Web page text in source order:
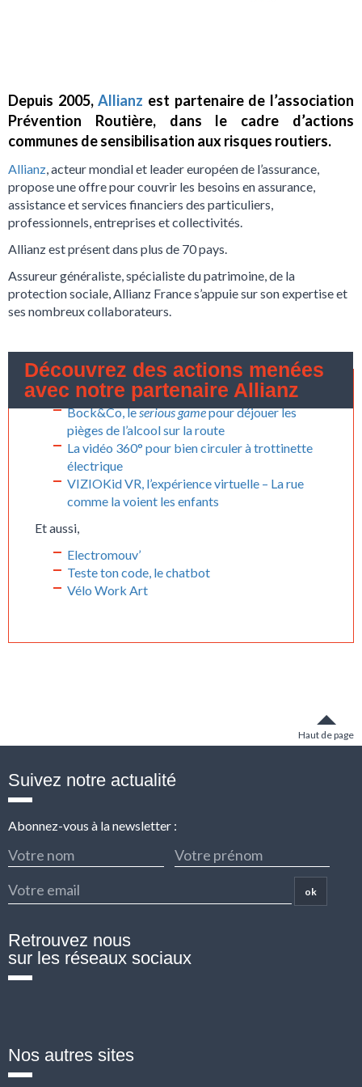
Depuis 2005,Allianz est partenaire de l’association
Prévention Routière, dans le cadre d’actions
communes de sensibilisation aux risques routiers.
Allianz, acteur mondial et leader européen de l’assurance,
propose une offre pour couvrir les besoins en assurance,
assistance et services financiers des particuliers,
professionnels, entreprises et collectivités.
Allianz est présent dans plus de 70 pays.
Assureur généraliste, spécialiste du patrimoine, de la
protection sociale, Allianz France s’appuie sur son expertise et
ses nombreux collaborateurs.
Bock&Co, leserious gamepour déjouer les
pièges de l’alcool sur la route
La vidéo 360° pour bien circuler à trottinette
électrique
VIZIOKid VR, l’expérience virtuelle – La rue
comme la voient les enfants
Et aussi,
Electromouv’
Teste ton code, le chatbot
Vélo Work Art
Découvrez des actions menées
avec notre partenaire Allianz
Haut de page
Suivez notre actualité
Abonnez-vous à la newsletter :
ok
Retrouvez nous
sur les réseaux sociaux
Nos autres sites